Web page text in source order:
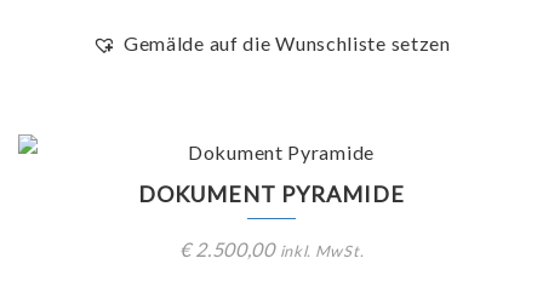
Gemälde auf die Wunschliste setzen
DOKUMENT PYRAMIDE
€2.500,00 inkl. MwSt.